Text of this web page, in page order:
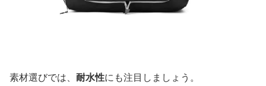
素材選びでは、 耐水性にも注目しましょう。